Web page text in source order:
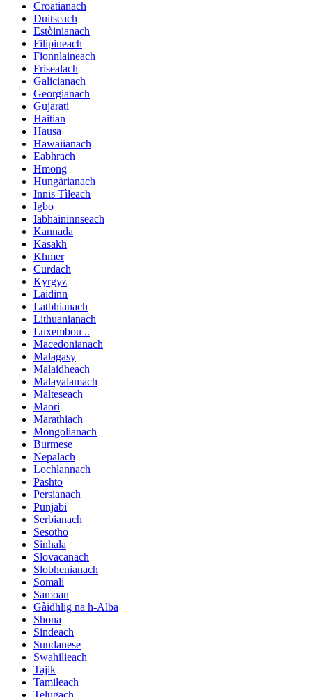
Croatianach
Duitseach
Estòinianach
Filipineach
Fionnlaineach
Frisealach
Galicianach
Georgianach
Gujarati
Haitian
Hausa
Hawaiianach
Eabhrach
Hmong
Hungàrianach
Innis Tìleach
Igbo
Iabhaininnseach
Kannada
Kasakh
Khmer
Curdach
Kyrgyz
Laidinn
Latbhianach
Lithuanianach
Luxembou ..
Macedonianach
Malagasy
Malaidheach
Malayalamach
Malteseach
Maori
Marathiach
Mongolianach
Burmese
Nepalach
Lochlannach
Pashto
Persianach
Punjabi
Serbianach
Sesotho
Sinhala
Slovacanach
Slobhenianach
Somali
Samoan
Gàidhlig na h-Alba
Shona
Sindeach
Sundanese
Swahilieach
Tajik
Tamileach